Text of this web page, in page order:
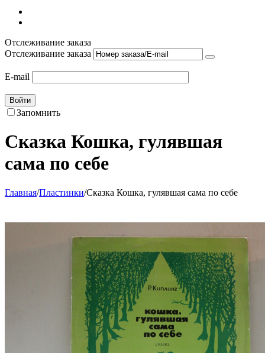
Отслеживание заказа
Отслеживание заказа
E-mail
Войти
Запомнить
Сказка Кошка, гулявшая
сама по себе
Главная/Пластинки/Сказка Кошка, гулявшая сама по себе